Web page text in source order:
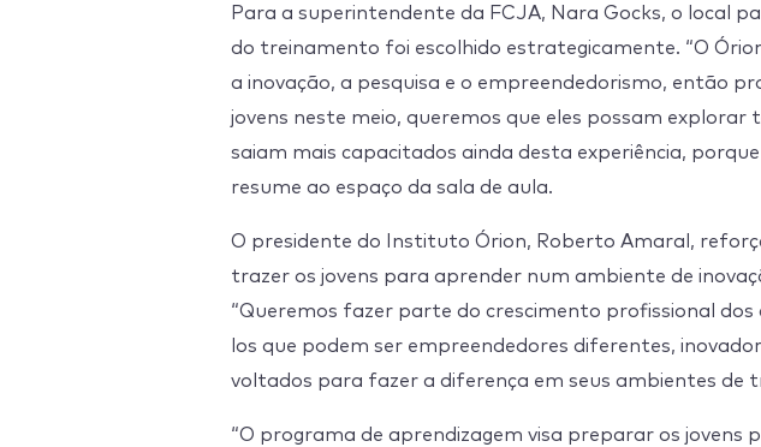
Para a superintendente da FCJA, Nara Gocks, o local
do treinamento foi escolhido estrategicamente. “O
a inovação, a pesquisa e o empreendedorismo, então
jovens neste meio, queremos que eles possam explorar
saiam mais capacitados ainda desta experiência,
resume ao espaço da sala de aula.
O presidente do Instituto Órion, Roberto Amaral,
trazer os jovens para aprender num ambiente de
“Queremos fazer parte do crescimento profissional dos
los que podem ser empreendedores diferentes,
voltados para fazer a diferença em seus ambientes de
“O programa de aprendizagem visa preparar os jovens